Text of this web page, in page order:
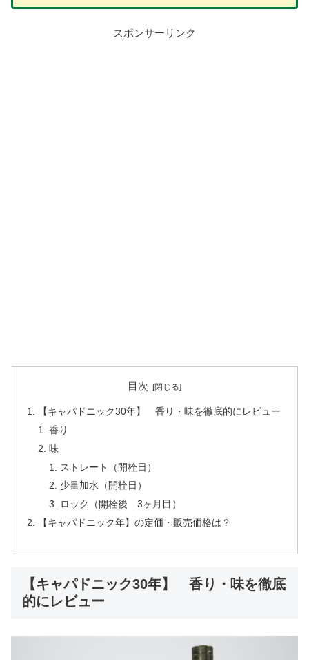
スポンサーリンク
目次
【キャパドニック30年】 香り・味を徹底的にレビュー
香り
味
ストレート（開栓日）
少量加水（開栓日）
ロック（開栓後 3ヶ月目）
【キャパドニック年】の定価・販売価格は？
【キャパドニック30年】 香り・味を徹底
的にレビュー